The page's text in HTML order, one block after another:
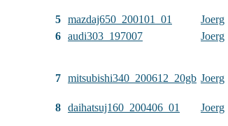
5 mazdaj650_200101_01 Joerg
6 audi303_197007 Joerg
7 mitsubishi340_200612_20gb Joerg
8 daihatsuj160_200406_01 Joerg